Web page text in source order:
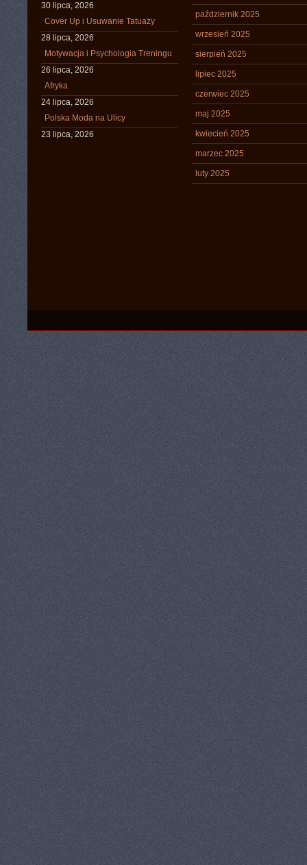
30 lipca, 2026
Cover Up i Usuwanie Tatuaży
28 lipca, 2026
Motywacja i Psychologia Treningu
26 lipca, 2026
Afryka
24 lipca, 2026
Polska Moda na Ulicy
23 lipca, 2026
październik 2025
wrzesień 2025
sierpień 2025
lipiec 2025
czerwiec 2025
maj 2025
kwiecień 2025
marzec 2025
luty 2025